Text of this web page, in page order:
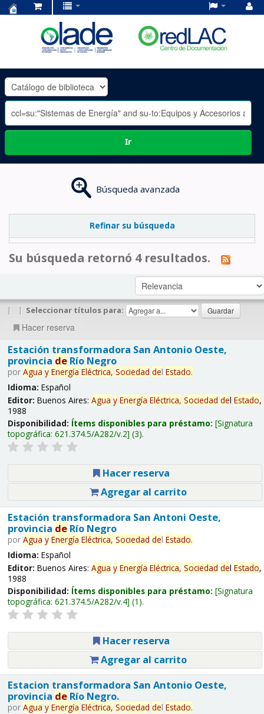
OLADE
-
Ir
Búsqueda avanzada
Refinar su búsqueda
Su búsqueda retornó 4 resultados.
| | Seleccionar títulos para:
Hacer reserva
Estación transformadora San Antonio Oeste,
provincia deRío Negro
por Agua y Energía Eléctrica, Sociedad del Estado.
Idioma: Español
Editor: Buenos Aires: Agua y Energía Eléctrica, Sociedad del Estado,
1988
Disponibilidad: Ítems disponibles para préstamo: Signatura
topográfica: 621.374.5/A282/v.2 (3).
Hacer reserva
Agregar al carrito
Estación transformadora San Antoni Oeste,
provincia deRío Negro
por Agua y Energía Eléctrica, Sociedad del Estado.
Idioma: Español
Editor: Buenos Aires: Agua y Energía Eléctrica, Sociedad del Estado,
1988
Disponibilidad: Ítems disponibles para préstamo: Signatura
topográfica: 621.374.5/A282/v.4 (1).
Hacer reserva
Agregar al carrito
Estacion transformadora San Antonio Oeste,
provincia deRío Negro.
por Agua y Energía Eléctrica, Sociedad del Estado.